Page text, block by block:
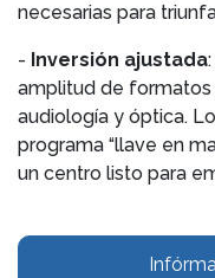
necesarias para
- Inversión ajustada
amplitud de formatos
audiología y óptica.
programa “llave en
un centro listo para